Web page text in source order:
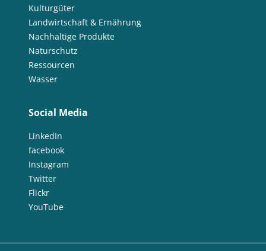
Kulturgüter
Landwirtschaft & Ernährung
Nachhaltige Produkte
Naturschutz
Ressourcen
Wasser
Social Media
LinkedIn
facebook
Instagram
Twitter
Flickr
YouTube